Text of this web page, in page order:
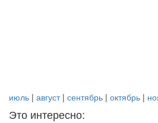
июль | август| сентябрь | октябрь |
Это интересно: